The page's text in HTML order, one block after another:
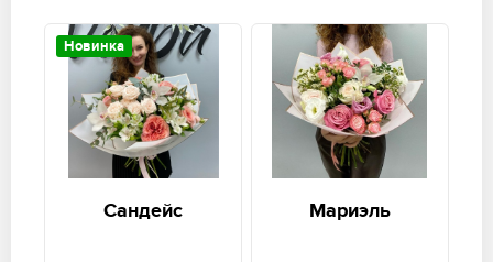
Новинка
Сандейс Мариэль